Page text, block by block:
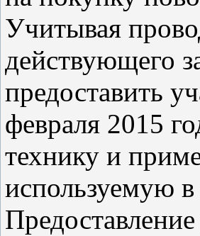
Учитывая
действующего
предоставить
февраля 2015
технику и
используемую